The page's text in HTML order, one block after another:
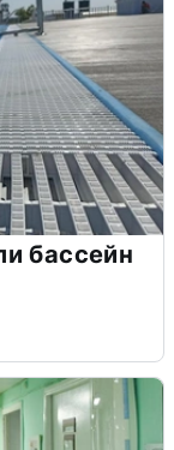
бассейн